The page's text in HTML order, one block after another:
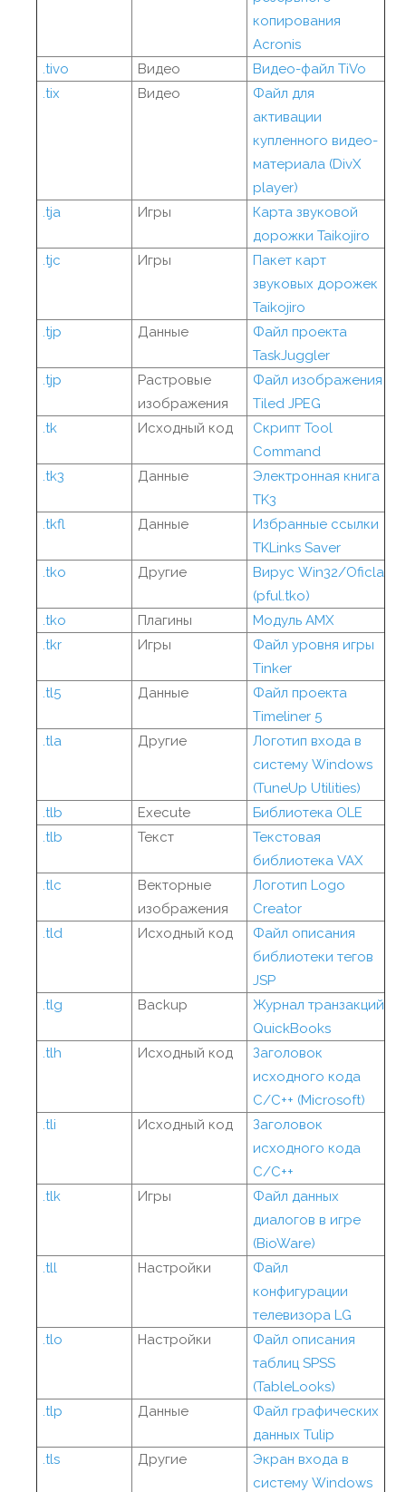
копирования
Acronis
.tivo
Видео
Видео-файл TiVo
.tix
Видео
Файл для
активации
купленного видео-
материала (DivX
player)
.tja
Игры
Карта звуковой
дорожки Taikojiro
.tjc
Игры
Пакет карт
звуковых дорожек
Taikojiro
.tjp
Данные
Файл проекта
TaskJuggler
.tjp
Растровые
изображения
Файл изображения
Tiled JPEG
.tk
Исходный код
Скрипт Tool
Command
.tk3
Данные
Электронная книга
TK3
.tkfl
Данные
Избранные ссылки
TKLinks Saver
.tko
Другие
Вирус Win32/Oficla
(pful.tko)
.tko
Плагины
Модуль AMX
.tkr
Игры
Файл уровня игры
Tinker
.tl5
Данные
Файл проекта
Timeliner 5
.tla
Другие
Логотип входа в
систему Windows
(TuneUp Utilities)
.tlb
Execute
Библиотека OLE
.tlb
Текст
Текстовая
библиотека VAX
.tlc
Векторные
изображения
Логотип Logo
Creator
.tld
Исходный код
Файл описания
библиотеки тегов
JSP
.tlg
Backup
Журнал транзакций
QuickBooks
.tlh
Исходный код
Заголовок
исходного кода
C/C++ (Microsoft)
.tli
Исходный код
Заголовок
исходного кода
C/C++
.tlk
Игры
Файл данных
диалогов в игре
(BioWare)
.tll
Настройки
Файл
конфигурации
телевизора LG
.tlo
Настройки
Файл описания
таблиц SPSS
(TableLooks)
.tlp
Данные
Файл графических
данных Tulip
.tls
Другие
Экран входа в
систему Windows